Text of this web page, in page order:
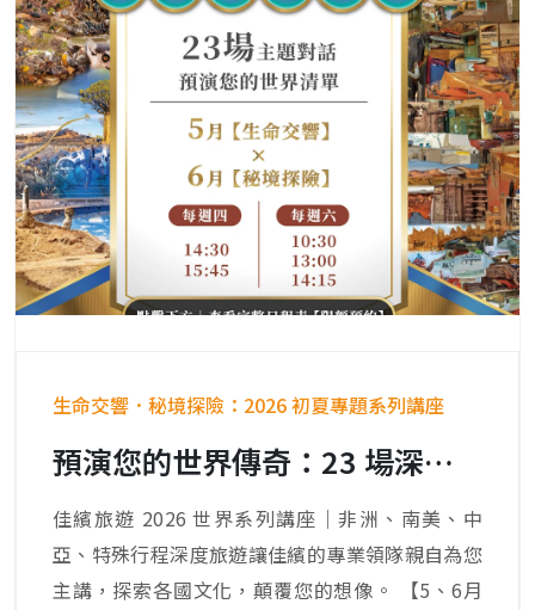
生命交響．秘境探險：2026 初夏專題系列講座
預演您的世界傳奇：23 場深度對話，從印加古國到紅沙漠的生命脈動。
佳繽旅遊 2026 世界系列講座｜非洲、南美、中
亞、特殊行程深度旅遊讓佳繽的專業領隊親自為您
主講，探索各國文化，顛覆您的想像。 【5、6月